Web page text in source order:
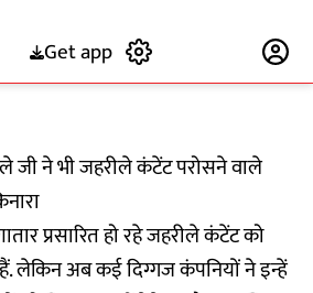
Get app
जी ने भी जहरीले कंटेंट परोसने वाले
प्रसारित हो रहे जहरीले कंटेंट को
लेकिन अब कई दिग्गज कंपनियों ने इन्हें